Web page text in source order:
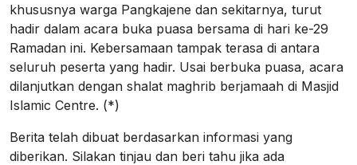
khususnya warga Pangkajene dan sekitarnya, turut
hadir dalam acara buka puasa bersama di hari ke-29
Ramadan ini. Kebersamaan tampak terasa di antara
seluruh peserta yang hadir. Usai berbuka puasa, acara
dilanjutkan dengan shalat maghrib berjamaah di Masjid
Islamic Centre. (*)
Berita telah dibuat berdasarkan informasi yang
diberikan. Silakan tinjau dan beri tahu jika ada